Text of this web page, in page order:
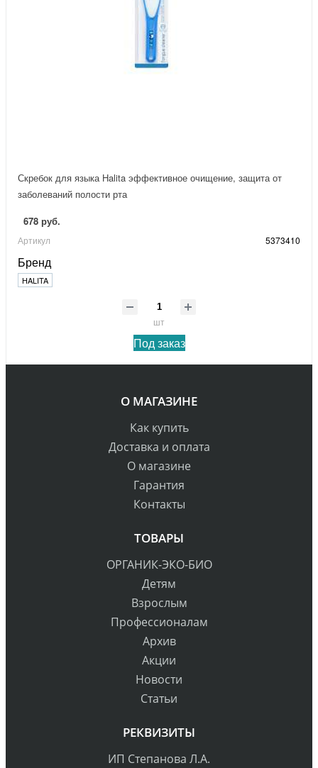
Скребок для языка Halita эффективное очищение, защита от
заболеваний полости рта
678 руб.
Артикул 5373410
Бренд
HALITA
шт
Под заказ
О МАГАЗИНЕ
Как купить
Доставка и оплата
О магазине
Гарантия
Контакты
ТОВАРЫ
ОРГАНИК-ЭКО-БИО
Детям
Взрослым
Профессионалам
Архив
Акции
Новости
Статьи
РЕКВИЗИТЫ
ИП Степанова Л.А.